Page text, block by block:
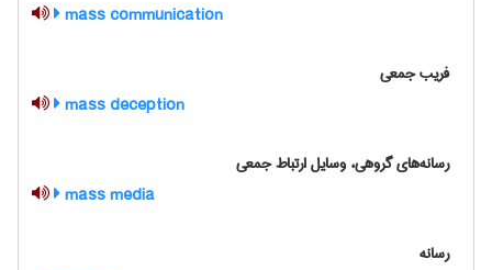
mass communication
فریب جمعی
mass deception
رسانه‌هاي گروهي، وسايل ارتباط جمعي
mass media
رسانه